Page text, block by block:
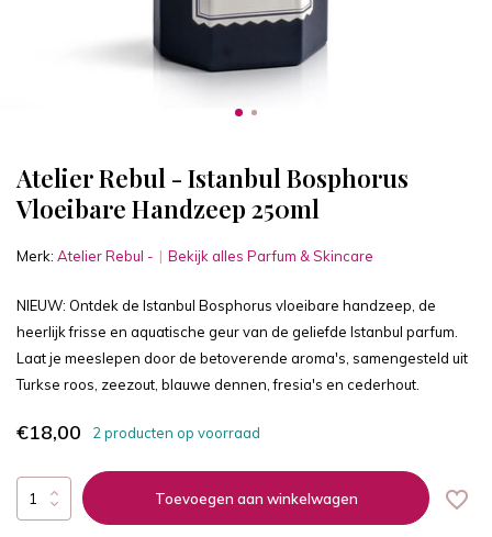
Atelier Rebul - Istanbul Bosphorus
Vloeibare Handzeep 250ml
Merk: Atelier Rebul - Bekijk alles Parfum & Skincare
NIEUW: Ontdek de Istanbul Bosphorus vloeibare handzeep, de
heerlijk frisse en aquatische geur van de geliefde Istanbul parfum.
Laat je meeslepen door de betoverende aroma's, samengesteld uit
Turkse roos, zeezout, blauwe dennen, fresia's en cederhout.
€18,00 2 producten op voorraad
Toevoegen aan winkelwagen